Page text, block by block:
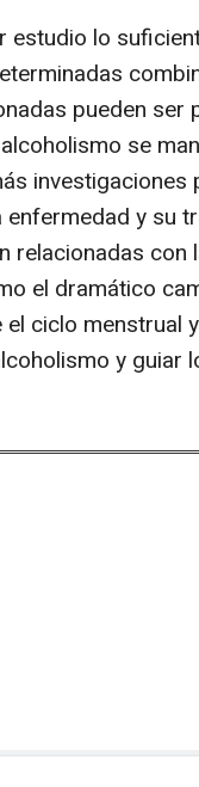
estudio lo
pueden
se
y su
relacionadas
el dramático
ciclo menstrual
y guiar